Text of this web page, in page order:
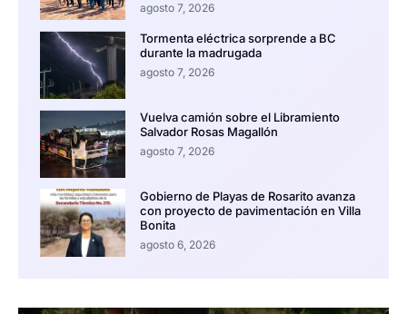
agosto 7, 2026
Tormenta eléctrica sorprende a BC
durante la madrugada
agosto 7, 2026
Vuelva camión sobre el Libramiento
Salvador Rosas Magallón
agosto 7, 2026
Gobierno de Playas de Rosarito avanza
con proyecto de pavimentación en Villa
Bonita
agosto 6, 2026